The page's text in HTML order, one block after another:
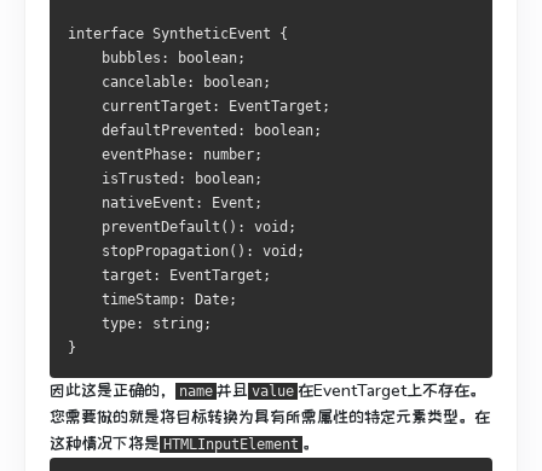
interface SyntheticEvent {
    bubbles: boolean;
    cancelable: boolean;
    currentTarget: EventTarget;
    defaultPrevented: boolean;
    eventPhase: number;
    isTrusted: boolean;
    nativeEvent: Event;
    preventDefault(): void;
    stopPropagation(): void;
    target: EventTarget;
    timeStamp: Date;
    type: string;
}
因此这是正确的， name 并且 value 在EventTarget上不存在。
您需要做的就是将目标转换为具有所需属性的特定元素类型。 在
这种情况下将是 HTMLInputElement 。